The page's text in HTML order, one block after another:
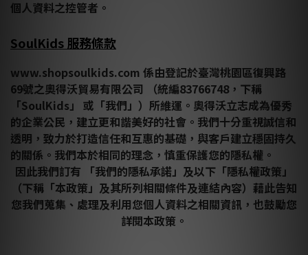
個人資料之控管者。
SoulKids 服務條款
www.shopsoulkids.com 係由登記於臺灣桃園區復興路
69號之奧得沃貿易有限公司 （統編83766748，下稱
「SoulKids」 或「我們」）所維運。奧得沃立志成為優秀
的企業公民，建立更和諧美好的社會。我們十分重視誠信和
透明，致力於打造信任和互惠的基礎，與客戶建立穩固持久
的關係。我們本於相同的理念，慎重保護您的隱私權。
因此我們訂有 「我們的隱私承諾」及以下「隱私權政策」
（下稱「本政策」及其所列相關條件及連結內容）藉此告知
您我們蒐集、處理及利用您個人資料之相關資訊，也鼓勵您
詳閱本政策。